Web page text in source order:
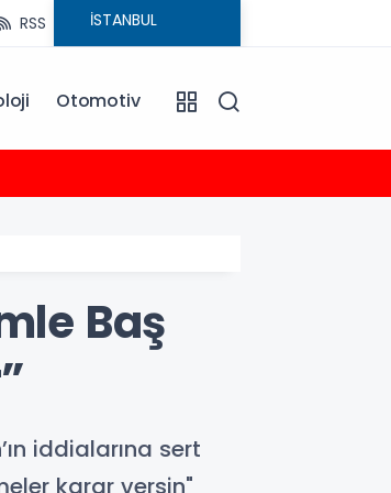
RSS
Otomotiv
Baş
iddialarına sert
karar versin"